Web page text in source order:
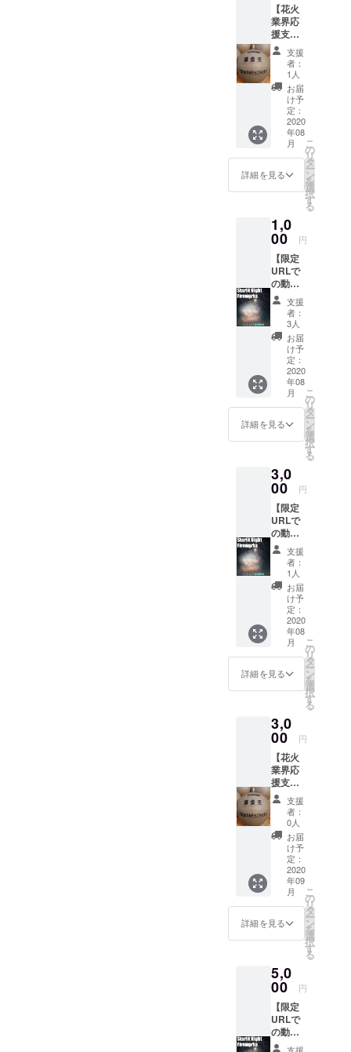
【花火
業界応
援支援
金】 お
礼の
メール
をリ
ターン
とさせ
て頂け
ます。
支援金
額は任
意で引
き上げ
可能で
検討頂
ければ
幸いで
す。 備
考欄に
応援し
ている
花火業
者をお
知らせ
くださ
い。製
造メー
カーに
限らず
すべて
の花火
ル
ゴー、
村瀬煙
火は除
外とな
りま
す。 応
援数の
多い花
火業者
から発
注して
いきま
す。 ま
た必ず
発注は
します
合は繰
り上げ
となり
ます。
1口1票
とし支
援金額
の90%
（経費
を差し
引いた
分）が
指定業
者様に
お渡し
上げ経
費とな
火業界
応援支
援金の
内訳は
全て公
式ホー
支援
者：
1人
お届
け予
定：
2020
年08
月
詳細を見る
こ
の
リ
タ
ー
ン
を
選
択
す
る
1,0
00 円
【限定
URLで
の動画
配信】
花火大
会のダ
イジェ
スト動
画を配
信！限
定URL
をリ
ターン
として
お届け
しま
回の決
済に220
円の手
数料が
かかり
ますの
で、複
数の場
合はま
とめて
購入が
お得で
す。
支援
者：
3人
お届
け予
定：
2020
年08
月
詳細を見る
こ
の
リ
タ
ー
ン
を
選
択
す
る
3,0
00 円
【限定
URLで
の動画
配信
＋ お
もちゃ
花火】
花火大
会のダ
イジェ
スト動
画を配
信！限
定URL
をリ
ターン
お届け
しま
す。 ま
た、ご
自宅で
楽しめ
る子供
に大人
気の
2000円
分の国
産おも
ちゃ花
火をリ
ターン
としま
す。 画
おも
ちゃ花
火の内
容は変
更にな
る可能
性があ
支援
者：
1人
お届
け予
定：
2020
年08
月
詳細を見る
こ
の
リ
タ
ー
ン
を
選
択
す
る
3,0
00 円
【花火
業界応
援支援
金3,000
円～】
御礼ポ
スト
カード
支援金
額は任
意で引
き上げ
可能で
す。ご
検討頂
ければ
す。 備
考欄に
応援し
ている
花火業
者をお
知らせ
支援
者：
0人
お届
け予
定：
2020
年09
月
詳細を見る
こ
の
リ
タ
ー
ン
を
選
択
す
る
5,0
00 円
【限定
URLで
の動画
配信
支援